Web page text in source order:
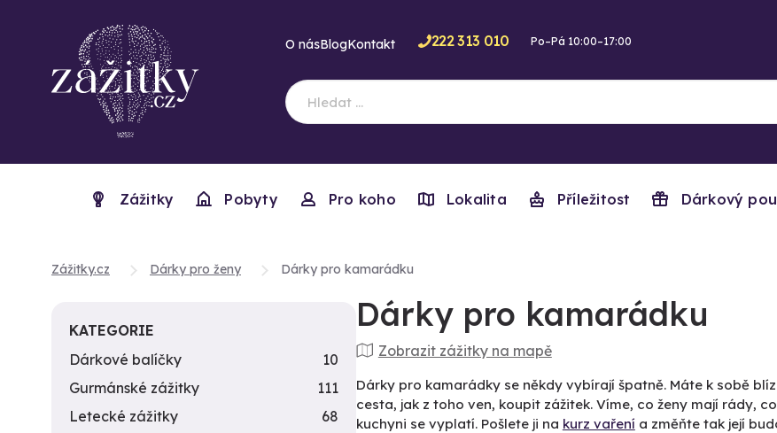
O násBlogKontakt 222 313 010 Po–Pá 10:00–17:00
Zážitky Pobyty Pro koho Lokalita Příležitost Dárkový
Zážitky.cz Dárky pro ženy Dárky pro kamarádku
Dárky pro kamarádku
Zobrazit zážitky na mapě
Dárky pro kamarádky se někdy vybírají špatně. Máte k sobě
cesta, jak z toho ven, koupit zážitek. Víme, co ženy mají rády,
kuchyni se vyplatí. Pošlete ji na kurz vaření a změňte tak její
KATEGORIE
Dárkové balíčky
10
Gurmánské zážitky
111
Letecké zážitky
68